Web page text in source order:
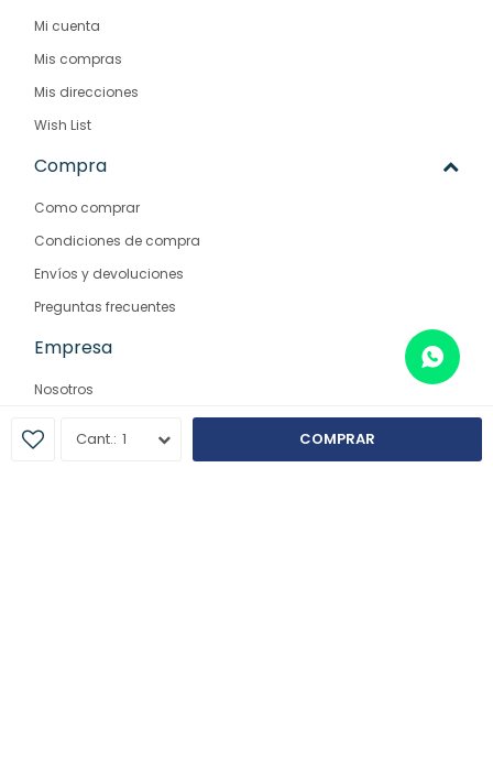
1 COMPRAR
Mi cuenta
Mis compras
Mis direcciones
Wish List
Compra
Como comprar
Condiciones de compra
Envíos y devoluciones
Preguntas frecuentes
Empresa
Nosotros